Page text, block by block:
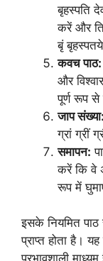
बृहस्पति
करें और
बृं
कवच पाठ:
और
पूर्ण रूप से
जाप संख्या:
ग्रां ग्रीं
समापन:
करें कि वे
रूप में
इसके नियमित पाठ
प्राप्त होता है।